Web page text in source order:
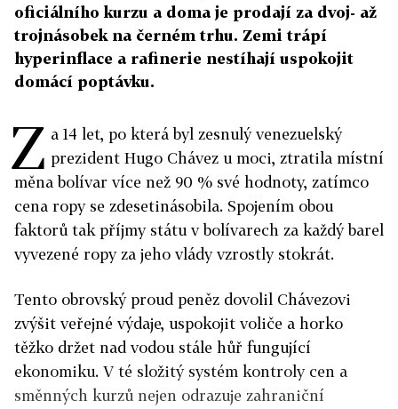
oficiálního kurzu a doma je prodají za dvoj- až
trojnásobek na černém trhu. Zemi trápí
hyperinflace a rafinerie nestíhají uspokojit
domácí poptávku.
Z a 14 let, po která byl zesnulý venezuelský
prezident Hugo Chávez u moci, ztratila místní
měna bolívar více než 90 % své hodnoty, zatímco
cena ropy se zdesetinásobila. Spojením obou
faktorů tak příjmy státu v bolívarech za každý barel
vyvezené ropy za jeho vlády vzrostly stokrát.
Tento obrovský proud peněz dovolil Chávezovi
zvýšit veřejné výdaje, uspokojit voliče a horko
těžko držet nad vodou stále hůř fungující
ekonomiku. V té složitý systém kontroly cen a
směnných kurzů nejen odrazuje zahraniční